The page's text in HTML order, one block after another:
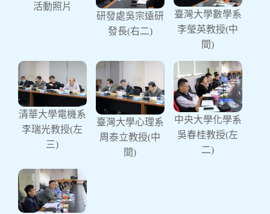
因本校高教深耕計畫內容中有關「校院級研究發
展/考核諮議小組」之規劃，希望依據各學院重點
研究領域，召開院級研究發展諮議委員會，共同
規劃領域研究主題、推動方法與發展目標，追求
前瞻研究進展。因此，理學院於109年12月2日召
開「中原大學109學年度理學院研究發展諮議委
員會」，冀望借重委員們豐厚的學術研究成就，
給予本院及各學系在研究質與量發展方面能有所
建議。 本次會議特別邀請五位校外委員：臺灣大
學數學系李瑩英教授、清華大學電機系李瑞光教
授、中央大學化學系吳春桂教授、臺灣大學心理
系周泰立教授、臺灣大學食品科技研究所呂廷璋
教授，在本院制定109學年度研究成效指標、擇
定標竿學院、提升研發能量及提高科技部計畫案
通過率等方面，提供很多實質、有建設性及寶貴
的意見，本院獲益良多，非常感謝校外及校內委
員的參與。
活動照片
研發處吳宗遠研
發長(右二)
臺灣大學數學系
李瑩英教授(中
間)
清華大學電機系
李瑞光教授(左
三)
臺灣大學心理系
周泰立教授(中
間)
中央大學化學系
吳春桂教授(左
二)